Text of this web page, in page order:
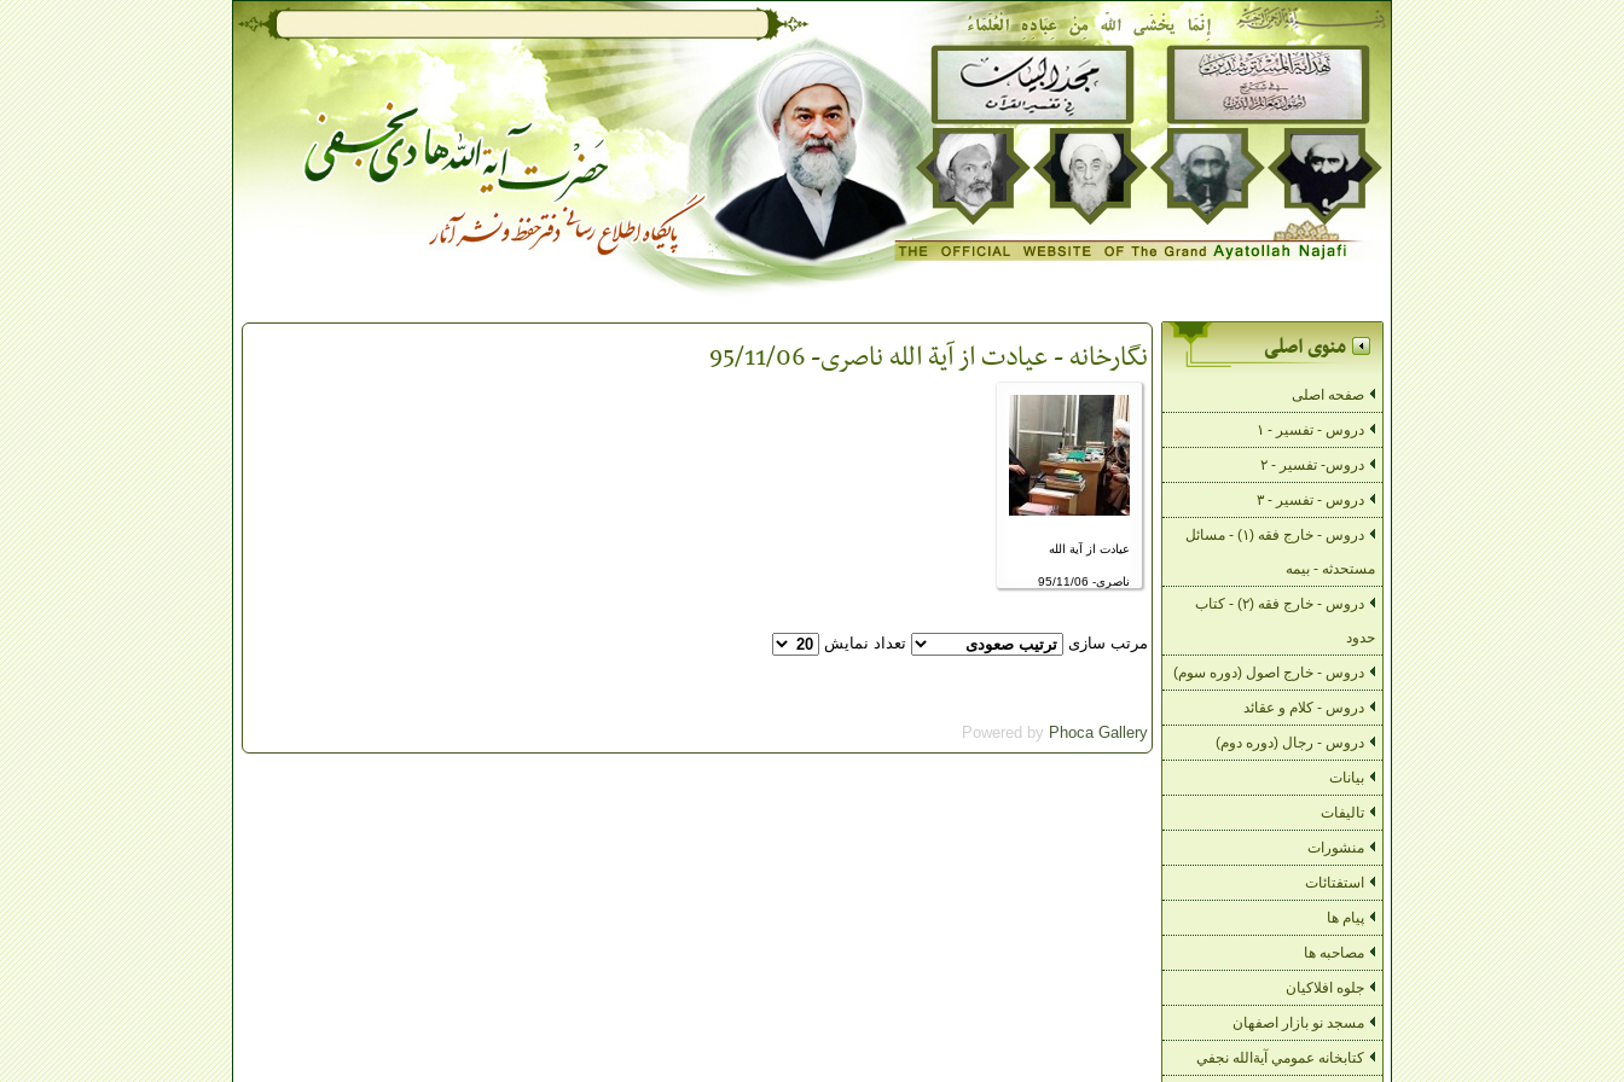
منوی اصلی
صفحه اصلی
دروس - تفسیر - ۱
دروس- تفسیر - ۲
دروس - تفسیر - ۳
دروس - خارج فقه (۱) - مسائل
مستحدثه - بیمه
دروس - خارج فقه (۲) - کتاب
حدود
دروس - خارج اصول (دوره سوم)
دروس - کلام و عقائد
دروس - رجال (دوره دوم)
بیانات
تالیفات
منشورات
استفتائات
پیام ها
مصاحبه ها
جلوه افلاکیان
مسجد نو بازار اصفهان
کتابخانه عمومي آية‌الله نجفي
نگارخانه - عیادت از آية الله ناصری- 95/11/06
عیادت از آية الله
ناصری- 95/11/06
مرتب سازی تعداد نمایش
Powered by Phoca Gallery